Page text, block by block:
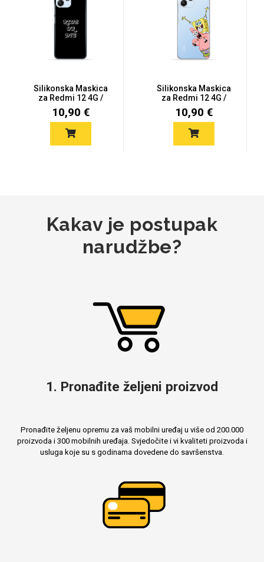
Silikonska Maskica
za Redmi 12 4G /
Redmi 12 5...
10,90 €
Silikonska Maskica
za Redmi 12 4G /
Redmi 12 5...
10,90 €
Kakav je postupak
narudžbe?
1. Pronađite željeni proizvod
Pronađite željenu opremu za vaš mobilni uređaj u više od 200.000
proizvoda i 300 mobilnih uređaja. Svjedočite i vi kvaliteti proizvoda i
usluga koje su s godinama dovedene do savršenstva.
Gaming motivi
Sportski motivi Obiteljski motivi